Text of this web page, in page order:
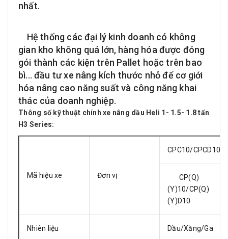
nhất.
Hệ thống các đại lý kinh doanh có không
gian kho không quá lớn, hàng hóa được đóng
gói thành các kiện trên Pallet hoặc trên bao
bì... đầu tư xe nâng kích thước nhỏ để cơ giới
hóa nâng cao năng suất và công năng khai
thác của doanh nghiệp.
Thông số kỹ thuật chính xe nâng dầu Heli 1- 1.5- 1.8 tấn
H3 Series:
Mã hiệu xe Đơn vị
CPC10/CPCD10
CP(Q)
(Y)10/CP(Q)
(Y)D10
Nhiên liệu Dầu/Xăng/Ga